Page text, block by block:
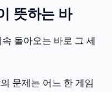
뜻하는 바
돌아오는 바로 그 세
문제는 어느 한 게임